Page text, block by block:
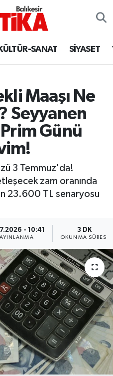
KÜLTÜR-SANAT SİYASET
Maaşı Ne
Seyyanen
Günü
3 Temmuz'da!
zam oranında
23.600 TL senaryosu
- 10:41 3 DK
OKUNMA SÜRESI
Haritası
ve Fikstür